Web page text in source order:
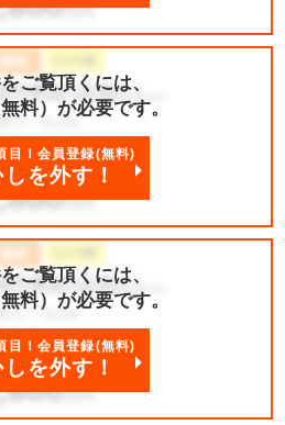
ご覧頂くには、
料）が必要です。
目！会員登録(無料)
を外す！
ご覧頂くには、
料）が必要です。
目！会員登録(無料)
を外す！